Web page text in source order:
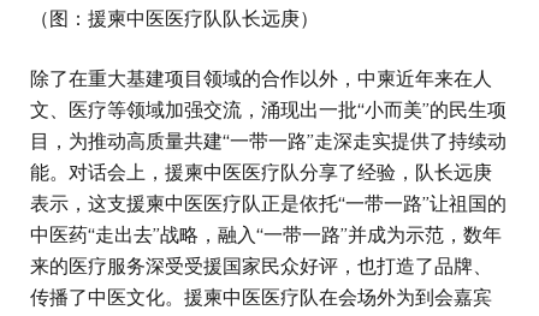
（图：援柬中医医疗队队长远庚）
除了在重大基建项目领域的合作以外，中柬近年来在人
文、医疗等领域加强交流，涌现出一批“小而美”的民生项
目，为推动高质量共建“一带一路”走深走实提供了持续动
能。对话会上，援柬中医医疗队分享了经验，队长远庚
表示，这支援柬中医医疗队正是依托“一带一路”让祖国的
中医药“走出去”战略，融入“一带一路”并成为示范，数年
来的医疗服务深受受援国家民众好评，也打造了品牌、
传播了中医文化。援柬中医医疗队在会场外为到会嘉宾